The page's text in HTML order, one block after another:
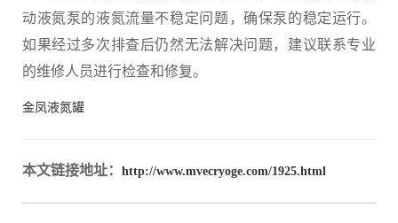
动液氮泵的液氮流量不稳定问题，确保泵的稳定运行。
如果经过多次排查后仍然无法解决问题，建议联系专业
的维修人员进行检查和修复。
金凤液氮罐
本文链接地址： http://www.mvecryoge.com/1925.html